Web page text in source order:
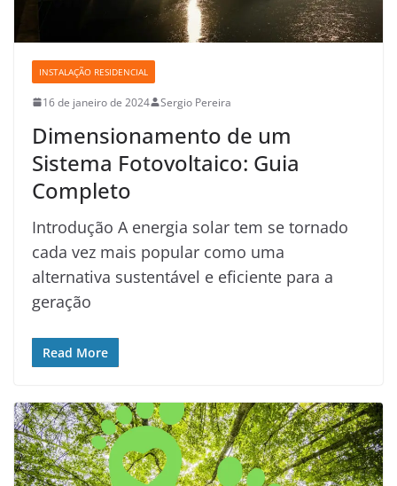
INSTALAÇÃO RESIDENCIAL
16 de janeiro de 2024 Sergio Pereira
Dimensionamento de um
Sistema Fotovoltaico: Guia
Completo
Introdução A energia solar tem se tornado
cada vez mais popular como uma
alternativa sustentável e eficiente para a
geração
Read More